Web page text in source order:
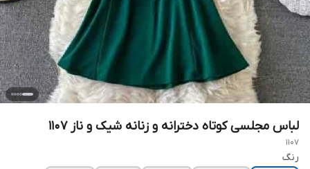
لباس مجلسی کوتاه دخترانه و زنانه شیک و ناز ۱۱۰۷
1107
رنگ